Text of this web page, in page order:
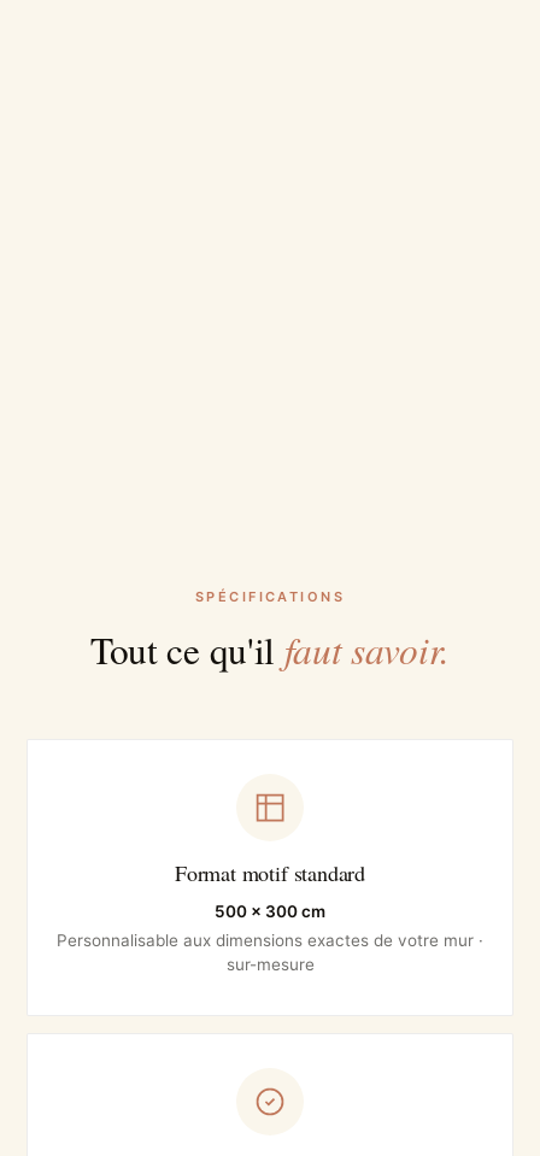
SPÉCIFICATIONS
Tout ce qu'il faut savoir.
Format motif standard
500 × 300 cm
Personnalisable aux dimensions exactes de votre mur ·
sur-mesure